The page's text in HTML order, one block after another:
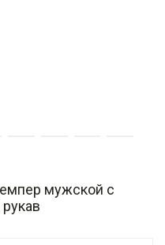
мужской с